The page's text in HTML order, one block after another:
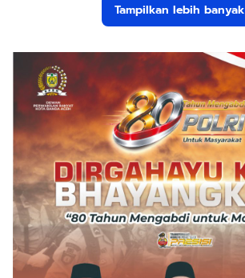
Tampilkan lebih banyak